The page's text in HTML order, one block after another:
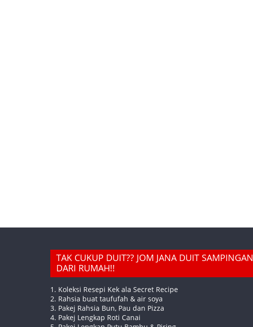
TAK CUKUP DUIT?? JOM JANA DUIT SAMPINGAN
DARI RUMAH!!
1. Koleksi Resepi Kek ala Secret Recipe
2. Rahsia buat taufufah & air soya
3. Pakej Rahsia Bun, Pau dan Pizza
4. Pakej Lengkap Roti Canai